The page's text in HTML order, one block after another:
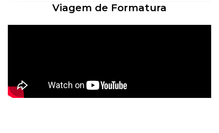
Viagem de Formatura